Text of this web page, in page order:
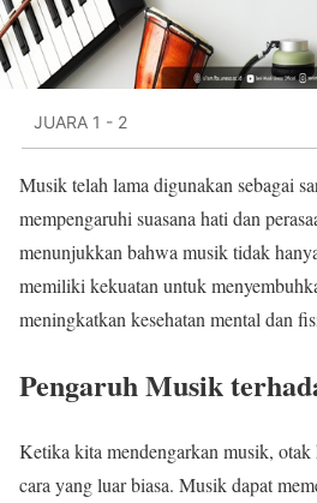
JUARA 1 - 2
Musik telah lama digunakan sebagai
mempengaruhi suasana hati dan
menunjukkan bahwa musik tidak
memiliki kekuatan untuk
meningkatkan kesehatan mental dan
Pengaruh Musik
Ketika kita mendengarkan musik, otak
cara yang luar biasa. Musik dapat